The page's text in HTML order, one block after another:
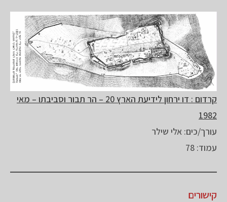
קרדום : דו ירחון לידיעת הארץ 20 – הר תבור וסביבתו – מאי
1982
עורך/כים: אלי שילר
עמוד: 78
קישורים